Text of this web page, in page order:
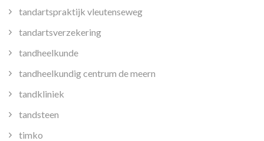
tandartspraktijk vleutenseweg
tandartsverzekering
tandheelkunde
tandheelkundig centrum de meern
tandkliniek
tandsteen
timko